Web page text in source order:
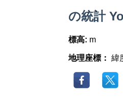
の統計
標高: m
地理座標： 緯